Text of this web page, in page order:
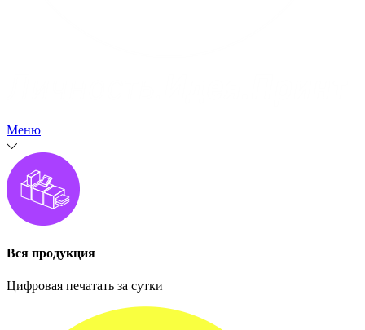
Меню
Вся продукция
Цифровая печатать за сутки